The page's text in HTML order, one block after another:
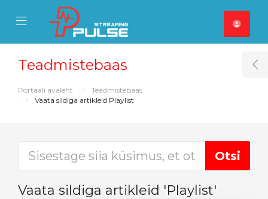
Mobile Menu
Mobile Menu
Teadmistebaas
Portaali avaleht
Teadmistebaas
Vaata sildiga artikleid Playlist
Vaata sildiga artikleid 'Playlist'